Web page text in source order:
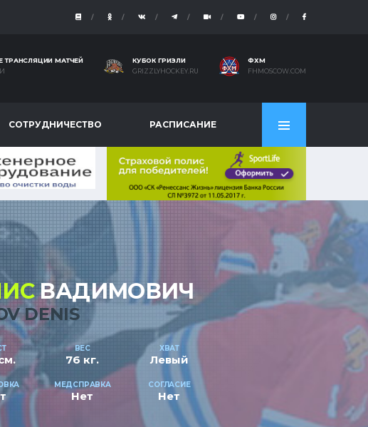
ТРАНСЛЯЦИИ МАТЧЕЙ
КУБОК ГРИЗЛИ
GRIZZLYHOCKEY.RU
ФХМ
FHMOSCOW.COM
СОТРУДНИЧЕСТВО РАСПИСАНИЕ
ВАДИМОВИЧ
DENIS
ВЕС
76 кг.
ХВАТ
Левый
МЕДСПРАВКА
Нет
СОГЛАСИЕ
Нет